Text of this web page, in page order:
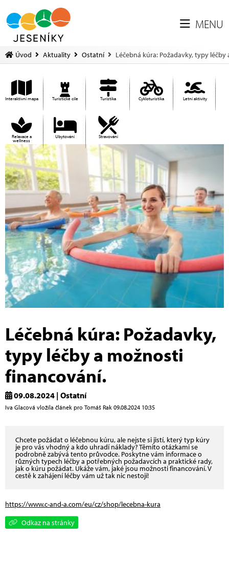
MENU
Úvod Aktuality Ostatní Léčebná kúra: Požadavky, typy
Interaktivní mapa Turistické cíle Turistika Cykloturistika Letní aktivity
Relaxace a
wellness
Ubytování Stravování
Léčebná kúra: Požadavky,
typy léčby a možnosti
financování.
09.08.2024 | Ostatní
Iva Glacová vložila článek pro Tomáš Rak 09.08.2024 10:35
Chcete požádat o léčebnou kúru, ale nejste si jistí, který typ kúry
je pro vás vhodný a kdo uhradí náklady? Těmito otázkami se
podrobně zabývá tento průvodce. Poskytne vám informace o
různých typech léčby a potřebných požadavcích a praktické rady,
jak o kúru požádat. Ukáže vám, jaké jsou možnosti financování. V
cestě k zahájení léčby vám už tak nic nestojí!
https://www.c-and-a.com/eu/cz/shop/lecebna-kura
Odkaz na stránky